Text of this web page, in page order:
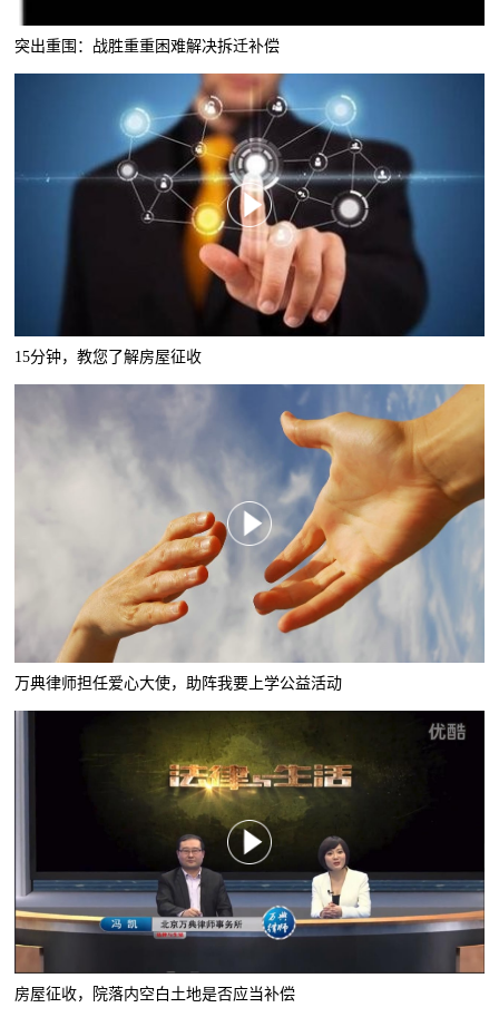
突出重围：战胜重重困难解决拆迁补偿
15分钟，教您了解房屋征收
万典律师担任爱心大使，助阵我要上学公益活动
房屋征收，院落内空白土地是否应当补偿